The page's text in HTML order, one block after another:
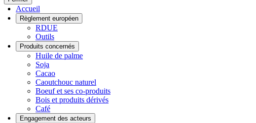
Accueil
Règlement européen
RDUE
Outils
Produits concernés
Huile de palme
Soja
Cacao
Caoutchouc naturel
Boeuf et ses co-produits
Bois et produits dérivés
Café
Engagement des acteurs